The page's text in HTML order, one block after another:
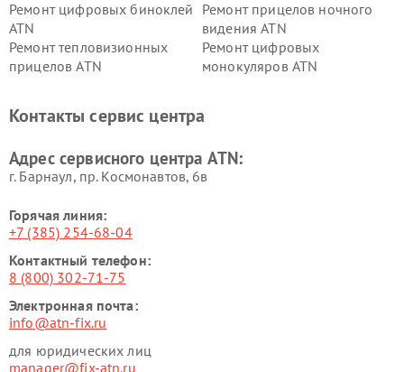
Ремонт цифровых биноклей
ATN
Ремонт прицелов ночного
видения ATN
Ремонт тепловизионных
прицелов ATN
Ремонт цифровых
монокуляров ATN
Контакты сервис центра
Адрес сервисного центра ATN:
г. Барнаул, ​пр. Космонавтов, 6в
Горячая линия:
+7 (385) 254-68-04
Контактный телефон:
8 (800) 302-71-75
Электронная почта:
info@atn-fix.ru
для юридических лиц
manager@fix-atn.ru